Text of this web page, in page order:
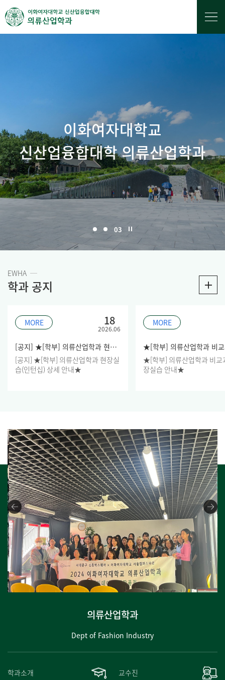
이화여자대학교
신산업융합대학 의류산업학과
03
EWHA
학과 공지
MORE 18
2026.06
[공지] ★[학부] 의류산업학과 현장실습(인턴십) 상세 안내★
[공지] ★[학부] 의류산업학과 현장실
습(인턴십) 상세 안내★
MORE
★[학부] 의류산업학과 비교
장실습 안내★
의류산업학과
Dept of Fashion Industry
학과소개 교수진